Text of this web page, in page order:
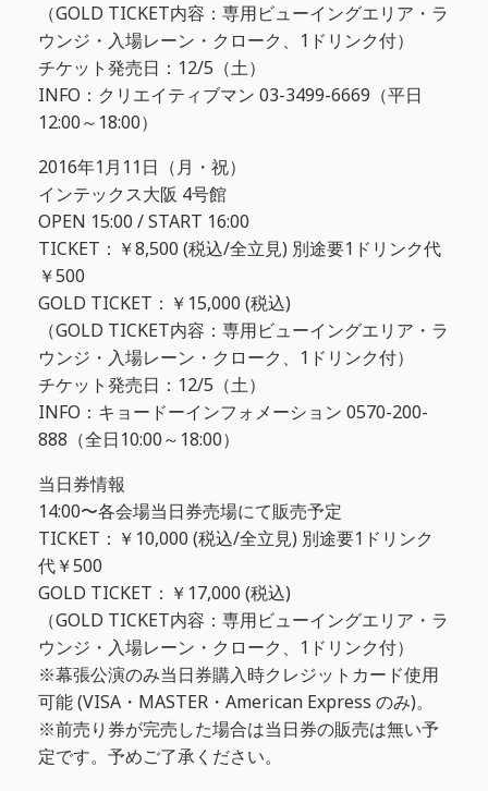
（GOLD TICKET内容：専用ビューイングエリア・ラ
ウンジ・入場レーン・クローク、1ドリンク付）
チケット発売日：12/5（土）
INFO：クリエイティブマン 03-3499-6669（平日
12:00～18:00）
2016年1月11日（月・祝）
インテックス大阪 4号館
OPEN 15:00 / START 16:00
TICKET：￥8,500 (税込/全立見) 別途要1ドリンク代
￥500
GOLD TICKET：￥15,000 (税込)
（GOLD TICKET内容：専用ビューイングエリア・ラ
ウンジ・入場レーン・クローク、1ドリンク付）
チケット発売日：12/5（土）
INFO：キョードーインフォメーション 0570-200-
888（全日10:00～18:00）
当日券情報
14:00〜各会場当日券売場にて販売予定
TICKET：￥10,000 (税込/全立見) 別途要1ドリンク
代￥500
GOLD TICKET：￥17,000 (税込)
（GOLD TICKET内容：専用ビューイングエリア・ラ
ウンジ・入場レーン・クローク、1ドリンク付）
※幕張公演のみ当日券購入時クレジットカード使用
可能 (VISA・MASTER・American Express のみ)。
※前売り券が完売した場合は当日券の販売は無い予
定です。予めご了承ください。